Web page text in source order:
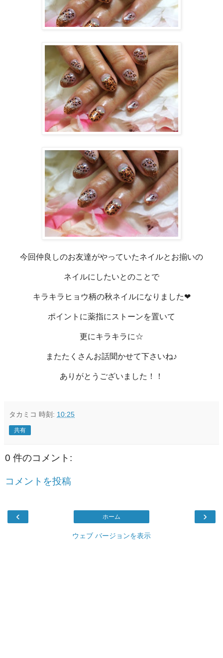
今回仲良しのお友達がやっていたネイルとお揃いの
ネイル にしたいとのことで
キラキラヒョウ柄の秋ネイルになりました❤
ポイントに薬指にストーンを置いて
更にキラキラに☆
またたくさんお話聞かせて下さいね♪
ありがとうございました！！
タカミコ 時刻: 10:25
共有
0 件のコメント:
コメントを投稿
‹ ›
ホーム
ウェブ バージョンを表示